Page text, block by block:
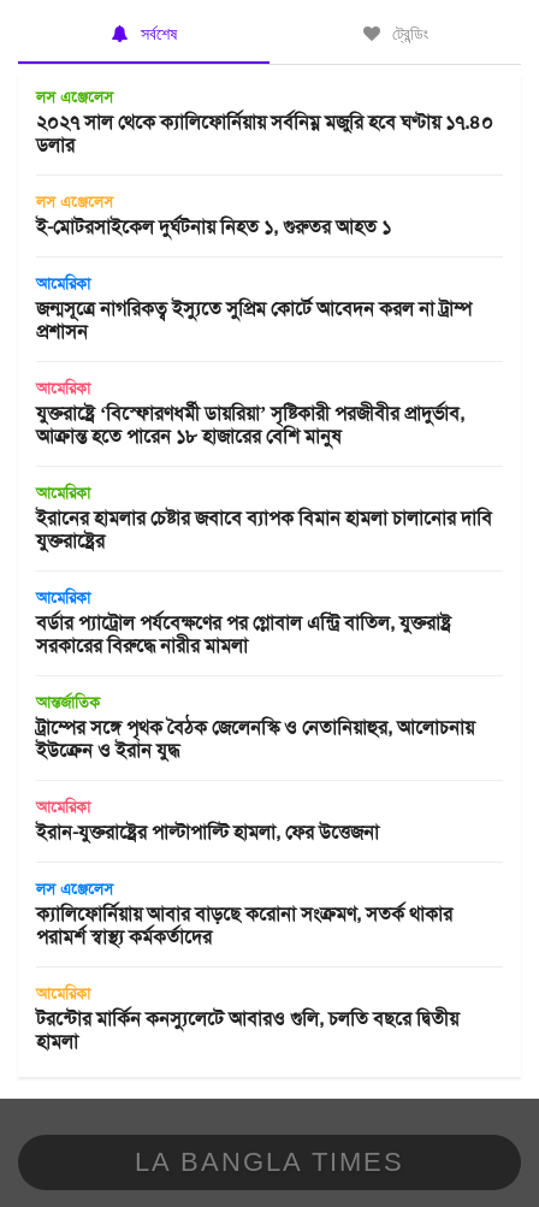
সর্বশেষ ট্রেন্ডিং
লস এঞ্জেলেস
২০২৭ সাল থেকে ক্যালিফোর্নিয়ায় সর্বনিম্ন মজুরি হবে ঘণ্টায় ১৭.৪০
ডলার
লস এঞ্জেলেস
ই-মোটরসাইকেল দুর্ঘটনায় নিহত ১, গুরুতর আহত ১
আমেরিকা
জন্মসূত্রে নাগরিকত্ব ইস্যুতে সুপ্রিম কোর্টে আবেদন করল না ট্রাম্প
প্রশাসন
আমেরিকা
যুক্তরাষ্ট্রে ‘বিস্ফোরণধর্মী ডায়রিয়া’ সৃষ্টিকারী পরজীবীর প্রাদুর্ভাব,
আক্রান্ত হতে পারেন ১৮ হাজারের বেশি মানুষ
আমেরিকা
ইরানের হামলার চেষ্টার জবাবে ব্যাপক বিমান হামলা চালানোর দাবি
যুক্তরাষ্ট্রের
আমেরিকা
বর্ডার প্যাট্রোল পর্যবেক্ষণের পর গ্লোবাল এন্ট্রি বাতিল, যুক্তরাষ্ট্র
সরকারের বিরুদ্ধে নারীর মামলা
আন্তর্জাতিক
ট্রাম্পের সঙ্গে পৃথক বৈঠক জেলেনস্কি ও নেতানিয়াহুর, আলোচনায়
ইউক্রেন ও ইরান যুদ্ধ
আমেরিকা
ইরান-যুক্তরাষ্ট্রের পাল্টাপাল্টি হামলা, ফের উত্তেজনা
লস এঞ্জেলেস
ক্যালিফোর্নিয়ায় আবার বাড়ছে করোনা সংক্রমণ, সতর্ক থাকার
পরামর্শ স্বাস্থ্য কর্মকর্তাদের
আমেরিকা
টরন্টোর মার্কিন কনস্যুলেটে আবারও গুলি, চলতি বছরে দ্বিতীয়
হামলা
LA BANGLA TIMES